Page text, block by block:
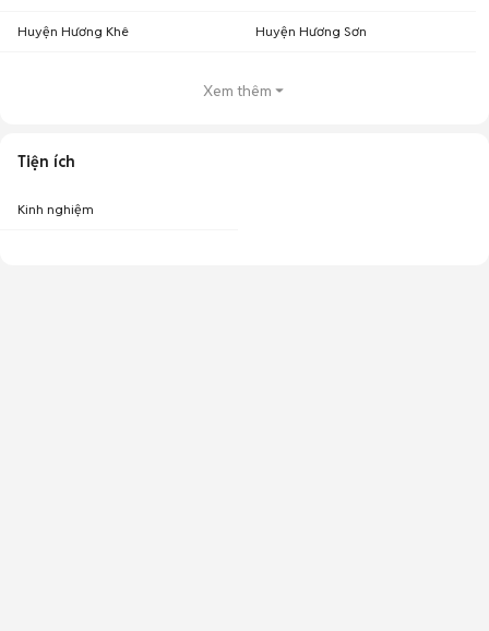
Huyện Hương Khê Huyện Hương Sơn
Xem thêm
Tiện ích
Kinh nghiệm